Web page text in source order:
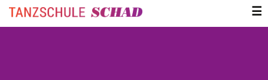
☰
ZUM